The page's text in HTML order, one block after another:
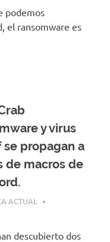
podemos
el ransomware es
y virus
se propagan a
de macros de
ACTUAL
descubierto dos